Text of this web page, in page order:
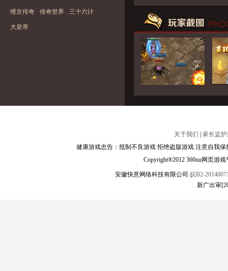
维京传奇 传奇世界 三十六计
大皇帝
关于我们
家长监
健康游戏忠告：抵制不良游戏 拒绝盗版游戏 注意自我
Copyright®2012 360uu网页游
安徽快意网络科技有限公司 皖B2-
新广出审